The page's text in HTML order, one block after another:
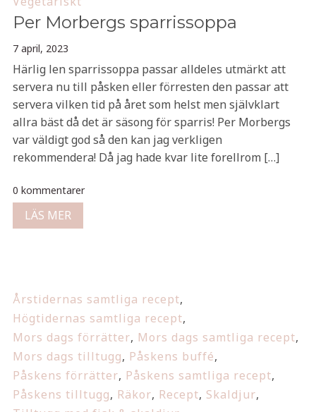
Per Morbergs sparrissoppa
7 april, 2023
Härlig len sparrissoppa passar alldeles utmärkt att
servera nu till påsken eller förresten den passar att
servera vilken tid på året som helst men självklart
allra bäst då det är säsong för sparris! Per Morbergs
var väldigt god så den kan jag verkligen
rekommendera! Då jag hade kvar lite forellrom […]
0 kommentarer
LÄS MER
Årstidernas samtliga recept,
Högtidernas samtliga recept,
Mors dags förrätter, Mors dags samtliga recept,
Mors dags tilltugg, Påskens buffé,
Påskens förrätter, Påskens samtliga recept,
Påskens tilltugg, Räkor, Recept, Skaldjur,